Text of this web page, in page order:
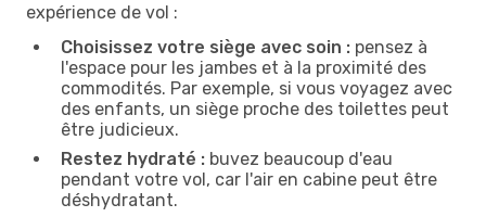
expérience de vol :
Choisissez votre siège avec soin : pensez à
l'espace pour les jambes et à la proximité des
commodités. Par exemple, si vous voyagez avec
des enfants, un siège proche des toilettes peut
être judicieux.
Restez hydraté : buvez beaucoup d'eau
pendant votre vol, car l'air en cabine peut être
déshydratant.